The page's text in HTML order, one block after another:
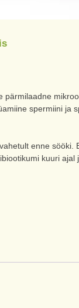
pärmilaadne
spermiini
enne
kuuri ajal